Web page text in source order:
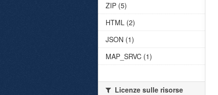
ZIP (5)
HTML (2)
JSON (1)
MAP_SRVC (1)
Licenze sulle risorse